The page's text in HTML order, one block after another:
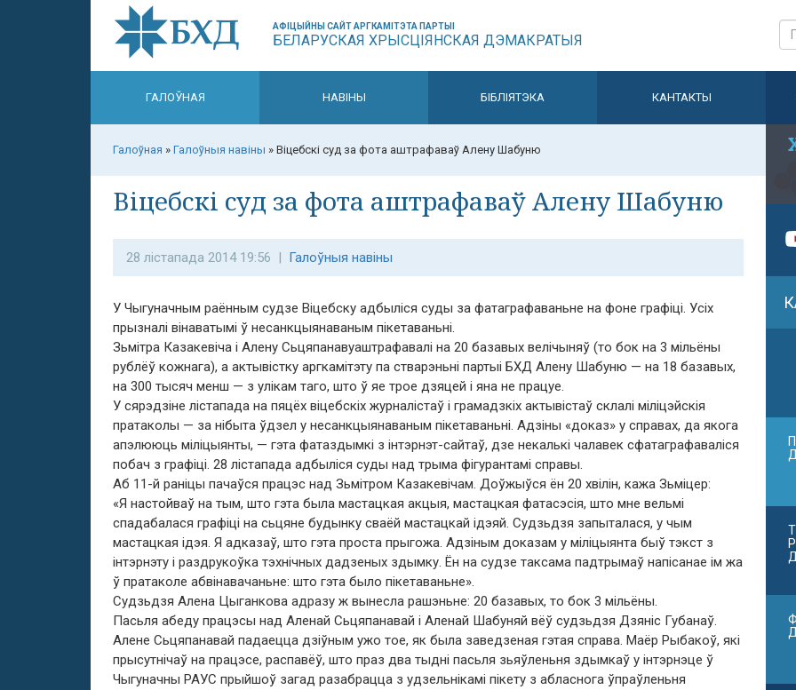
АФІЦЫЙНЫ САЙТ АРГКАМІТЭТА ПАРТЫІ
БЕЛАРУСКАЯ ХРЫСЦІЯНСКАЯ ДЭМАКРАТЫЯ
ГАЛОЎНАЯ НАВІНЫ БІБЛІЯТЭКА КАНТАКТЫ
Галоўная » Галоўныя навіны » Віцебскі суд за фота аштрафаваў Алену Шабуню
Віцебскі суд за фота аштрафаваў Алену Шабуню
28 лістапада 2014 19:56 | Галоўныя навіны
У Чыгуначным раённым судзе Віцебску адбыліся суды за фатаграфаваньне на фоне графіці. Усіх
прызналі вінаватымі ў несанкцыянаваным пікетаваньні.
Зьмітра Казакевіча і Алену Сьцяпанавуаштрафавалі на 20 базавых велічыняў (то бок на 3 мільёны
рублёў кожнага), а актывістку аргкамітэту па стварэньні партыі БХД Алену Шабуню — на 18 базавых,
на 300 тысяч менш — з улікам таго, што ў яе трое дзяцей і яна не працуе.
У сярэдзіне лістапада на пяцёх віцебскіх журналістаў і грамадзкіх актывістаў склалі міліцэйскія
пратаколы — за нібыта ўдзел у несанкцыянаваным пікетаваньні. Адзіны «доказ» у справах, да якога
апэлююць міліцыянты, — гэта фатаздымкі з інтэрнэт-сайтаў, дзе некалькі чалавек сфатаграфаваліся
побач з графіці. 28 лістапада адбыліся суды над трыма фігурантамі справы.
Аб 11-й раніцы пачаўся працэс над Зьмітром Казакевічам. Доўжыўся ён 20 хвілін, кажа Зьміцер:
«Я настойваў на тым, што гэта была мастацкая акцыя, мастацкая фатасэсія, што мне вельмі
спадабалася графіці на сьцяне будынку сваёй мастацкай ідэяй. Судзьдзя запыталася, у чым
мастацкая ідэя. Я адказаў, што гэта проста прыгожа. Адзіным доказам у міліцыянта быў тэкст з
інтэрнэту і раздрукоўка тэхнічных дадзеных здымку. Ён на судзе таксама падтрымаў напісанае ім жа
ў пратаколе абвінавачаньне: што гэта было пікетаваньне».
Судзьдзя Алена Цыганкова адразу ж вынесла рашэньне: 20 базавых, то бок 3 мільёны.
Пасьля абеду працэсы над Аленай Сьцяпанавай і Аленай Шабуняй вёў судзьдзя Дзяніс Губанаў.
Алене Сьцяпанавай падаецца дзіўным ужо тое, як была заведзеная гэтая справа. Маёр Рыбакоў, які
прысутнічаў на працэсе, распавёў, што праз два тыдні пасьля зьяўленьня здымкаў у інтэрнэце ў
Чыгуначны РАУС прыйшоў загад разабрацца з удзельнікамі пікету з абласнога ўпраўленьня